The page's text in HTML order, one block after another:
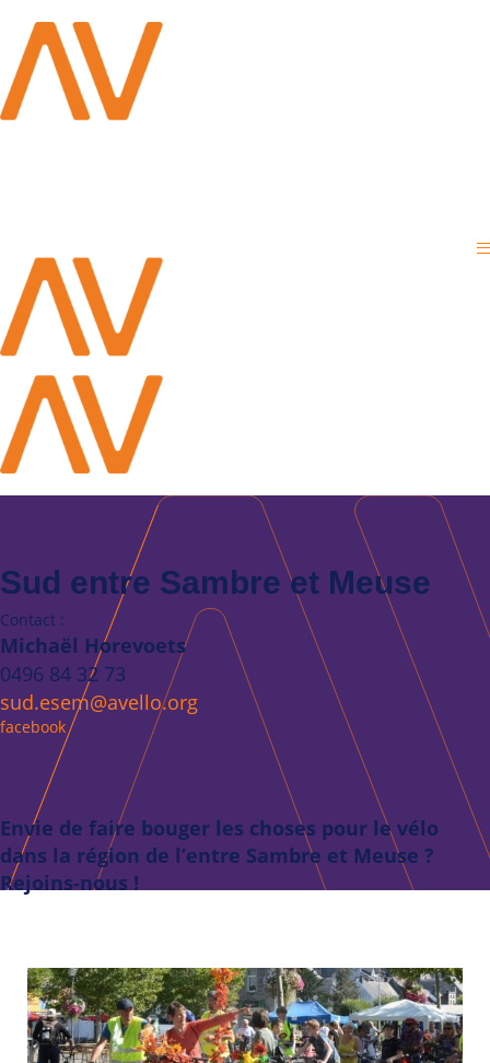
Sud entre Sambre et Meuse
Contact :
Michaël Horevoets
0496 84 32 73
sud.esem@avello.org
facebook
Envie de faire bouger les choses pour le vélo
dans la région de l’entre Sambre et Meuse ?
Rejoins-nous !